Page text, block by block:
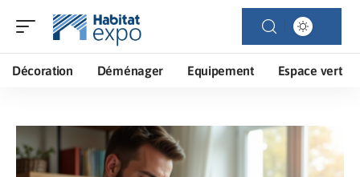
Décoration Déménager Equipement Espace vert